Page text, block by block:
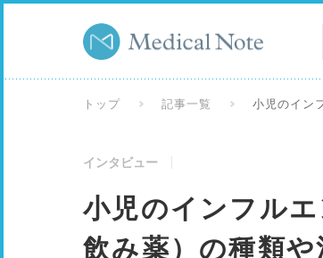
トップ 記事一覧 小児のイン
インタビュー
小児のインフル
飲み薬）の種類や